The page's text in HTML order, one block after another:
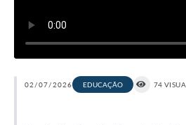
02/07/2026 EDUCAÇÃO 74